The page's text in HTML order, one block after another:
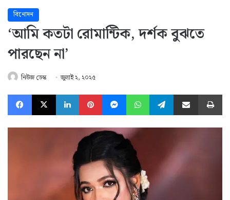
বিনোদন
‘আমি কতটা রোমান্টিক, দর্শক বুঝতে
পারছেন না’
নিউজ ডেস্ক জুলাই ২, ২০২৫
Facebook
X LinkedInPinterestMessengerWhatsAppTelegramShare via Email